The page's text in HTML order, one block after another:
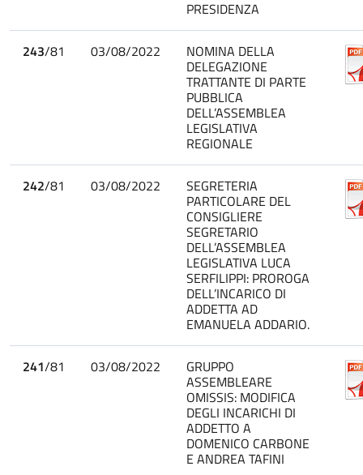
PRESIDENZA
243/81 03/08/2022 NOMINA DELLA
DELEGAZIONE
TRATTANTE DI PARTE
PUBBLICA
DELL’ASSEMBLEA
LEGISLATIVA
REGIONALE
242/81 03/08/2022 SEGRETERIA
PARTICOLARE DEL
CONSIGLIERE
SEGRETARIO
DELL’ASSEMBLEA
LEGISLATIVA LUCA
SERFILIPPI: PROROGA
DELL’INCARICO DI
ADDETTA AD
EMANUELA ADDARIO.
241/81 03/08/2022 GRUPPO
ASSEMBLEARE
OMISSIS: MODIFICA
DEGLI INCARICHI DI
ADDETTO A
DOMENICO CARBONE
E ANDREA TAFINI